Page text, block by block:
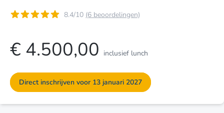
8.4/10 (6 beoordelingen)
€ 4.500,00 inclusief lunch
Direct inschrijven voor 13 januari 2027